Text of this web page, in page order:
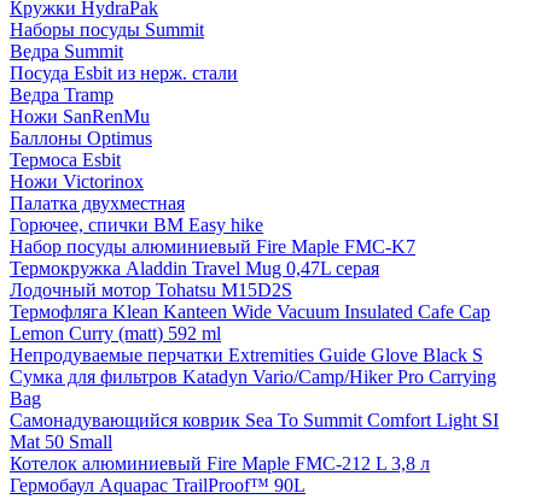
Кружки HydraPak
Наборы посуды Summit
Ведра Summit
Посуда Esbit из нерж. стали
Ведра Tramp
Ножи SanRenMu
Баллоны Optimus
Термоса Esbit
Ножи Victorinox
Палатка двухместная
Горючее, спички BM Easy hike
Набор посуды алюминиевый Fire Maple FMC-K7
Термокружка Aladdin Travel Mug 0,47L серая
Лодочный мотор Tohatsu M15D2S
Термофляга Klean Kanteen Wide Vacuum Insulated Cafe Cap
Lemon Curry (matt) 592 ml
Непродуваемые перчатки Extremities Guide Glove Black S
Сумка для фильтров Katadyn Vario/Camp/Hiker Pro Carrying
Bag
Самонадувающийся коврик Sea To Summit Comfort Light SI
Mat 50 Small
Котелок алюминиевый Fire Maple FMC-212 L 3,8 л
Гермобаул Aquapac TrailProof™ 90L